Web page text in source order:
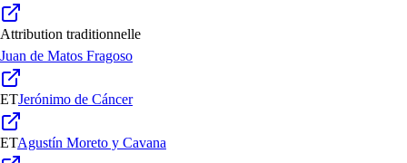
Attribution traditionnelle
Juan de Matos Fragoso
ETJerónimo de Cáncer
ETAgustín Moreto y Cavana